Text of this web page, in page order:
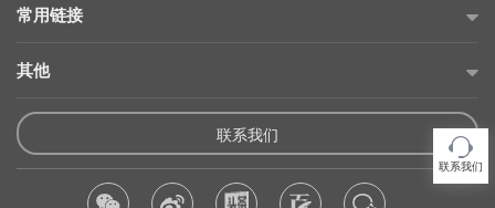
联系我们
可持续发展
招贤纳士
联系我们
故障自查
维修在线申请
维修状态查询
产品延保购买
常用链接
海康云商
海康云眸
海康互联
其他
供应商平台
产品使用倡议
联系我们